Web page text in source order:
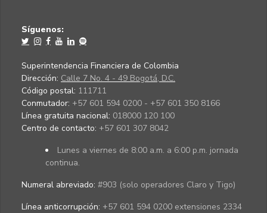
Síguenos:
Superintendencia Financiera de Colombia
Dirección: Calle 7 No. 4 - 49 Bogotá, D.C.
Código postal: 111711
Conmutador: +57 601 594 0200 - +57 601 350 8166
Línea gratuita nacional: 018000 120 100
Centro de contacto: +57 601 307 8042
Lunes a viernes de 8:00 a.m. a 6:00 p.m. jornada
continua.
Numeral abreviado: #903 (solo operadores Claro y Tigo)
Línea anticorrupción: +57 601 594 0200 extensiones 2334